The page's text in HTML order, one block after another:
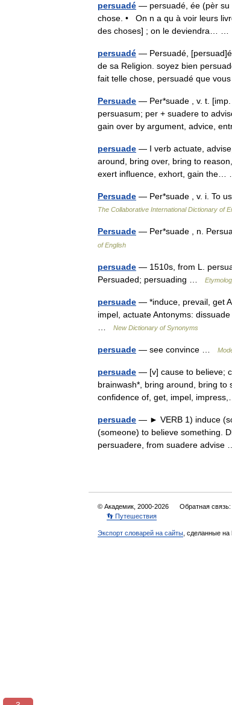
persuadé — persuadé, ée (pèr su
chose. • On n a qu à voir leurs
des choses] ; on le deviendra… …
persuadé — Persuadé,
de sa Religion. soyez bien
fait telle chose, persuadé que
Persuade — Per*suade , v. t. [imp.
persuasum; per + suadere to
gain over by argument, advice,
persuade — I verb actuate,
around, bring over, bring to
exert influence, exhort, gain
Persuade — Per*suade , v. i. To
The Collaborative International Dictionary of
Persuade — Per*suade , n.
of English
persuade — 1510s, from L.
Persuaded; persuading …
persuade — *induce, prevail, get
impel, actuate Antonyms:
New Dictionary of Synonyms
persuade — see convince …
persuade — [v] cause to believe;
brainwash*, bring around, bring to
confidence of, get, impel,
persuade — ► VERB 1) induce
(someone) to believe something.
persuadere, from suadere
© Академик, 2000-2026 Обратная связь:
👣 Путешествия
Экспорт словарей на сайты , сделанные на